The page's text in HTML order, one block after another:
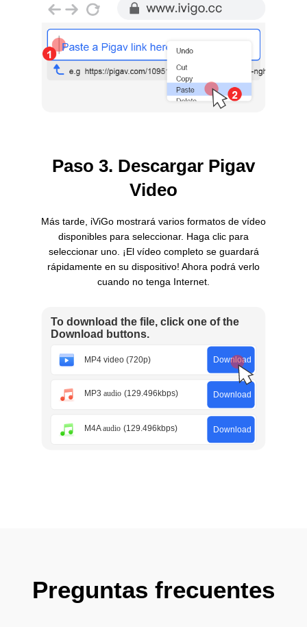
Paso 3. Descargar Pigav
Video
Más tarde, iViGo mostrará varios formatos de vídeo
disponibles para seleccionar. Haga clic para
seleccionar uno. ¡El vídeo completo se guardará
rápidamente en su dispositivo! Ahora podrá verlo
cuando no tenga Internet.
Preguntas frecuentes